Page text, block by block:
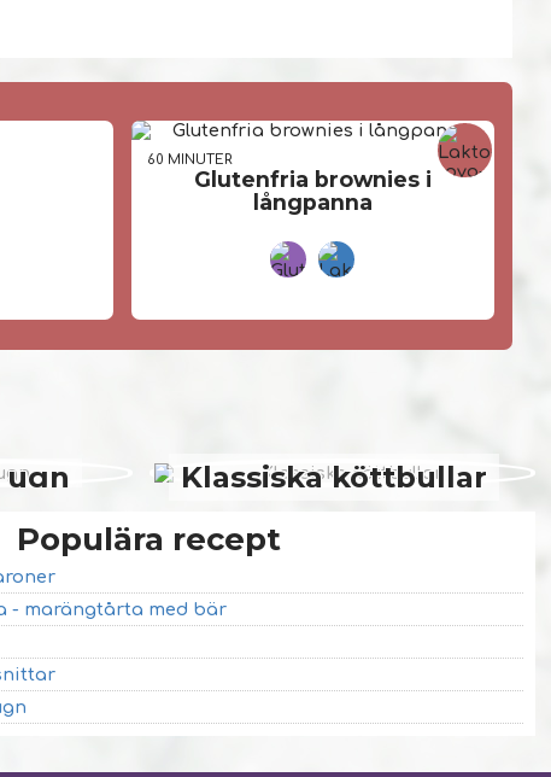
60 MINUTER
Glutenfria brownies i
långpanna
ugn Klassiska köttbullar
Populära recept
- marängtårta med bär